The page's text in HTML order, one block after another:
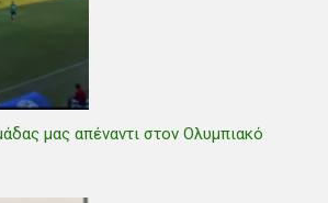
μας απέναντι στον Ολυμπιακό